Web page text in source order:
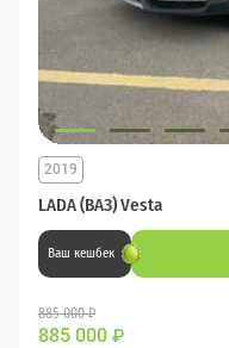
LADA (ВАЗ) Vesta
2019
Ваш кешбек
885 000 ₽
885 000 ₽